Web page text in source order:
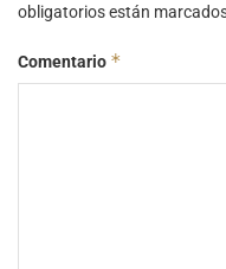
obligatorios están
Comentario *